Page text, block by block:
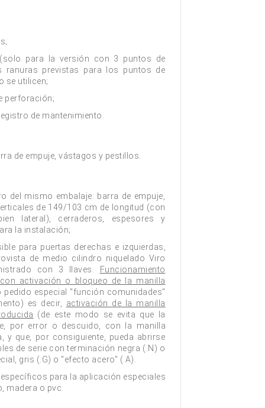
para la versión con 3 puntos de
ranuras previstas para los puntos de
se utilicen;
perforación;
de mantenimiento.
de empuje, vástagos y pestillos.
del mismo embalaje: barra de empuje,
de 149/103 cm de longitud (con
lateral), cerraderos, espesores y
la instalación;
para puertas derechas e izquierdas,
de medio cilindro niquelado Viro
con 3 llaves.
Funcionamiento
con activación o bloqueo de la manilla
pedido especial "función comunidades"
es decir, activación de la manilla
(de este modo se evita que la
por error o descuido, con la manilla
y que, por consiguiente, pueda abrirse
de serie con terminación negra (.N) o
gris (.G) o "efecto acero" (.A).
para la aplicación especiales
madera o pvc.